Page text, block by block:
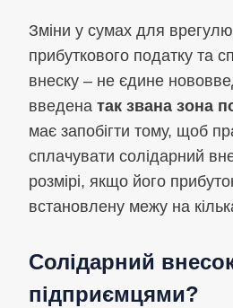
Зміни у сумах для
прибуткового податку та
внеску – не єдине
введена так звана зона
має запобігти тому, щоб
сплачувати солідарний
розмірі, якщо його
встановлену межу на
Солідарний
підприємцями?